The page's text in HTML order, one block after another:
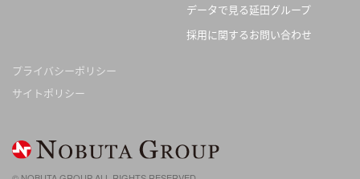
データで見る延田グループ
採用に関するお問い合わせ
プライバシーポリシー
サイトポリシー